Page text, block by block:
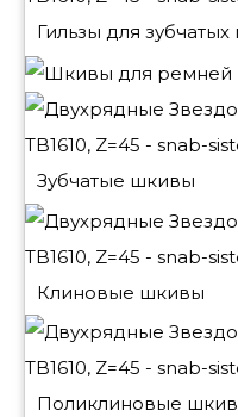
Гильзы для зубчатых
Зубчатые шкивы
Клиновые шкивы
Поликлиновые